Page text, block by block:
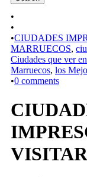
•
•
•CIUDADES
MARRUECOS,
Ciudades que ver
Marruecos, los
•0 comments